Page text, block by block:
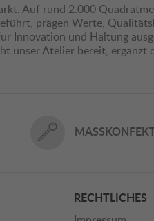
Auf rund 2.000
prägen Werte,
Innovation und Haltung
unser Atelier bereit,
RECHTLICHES